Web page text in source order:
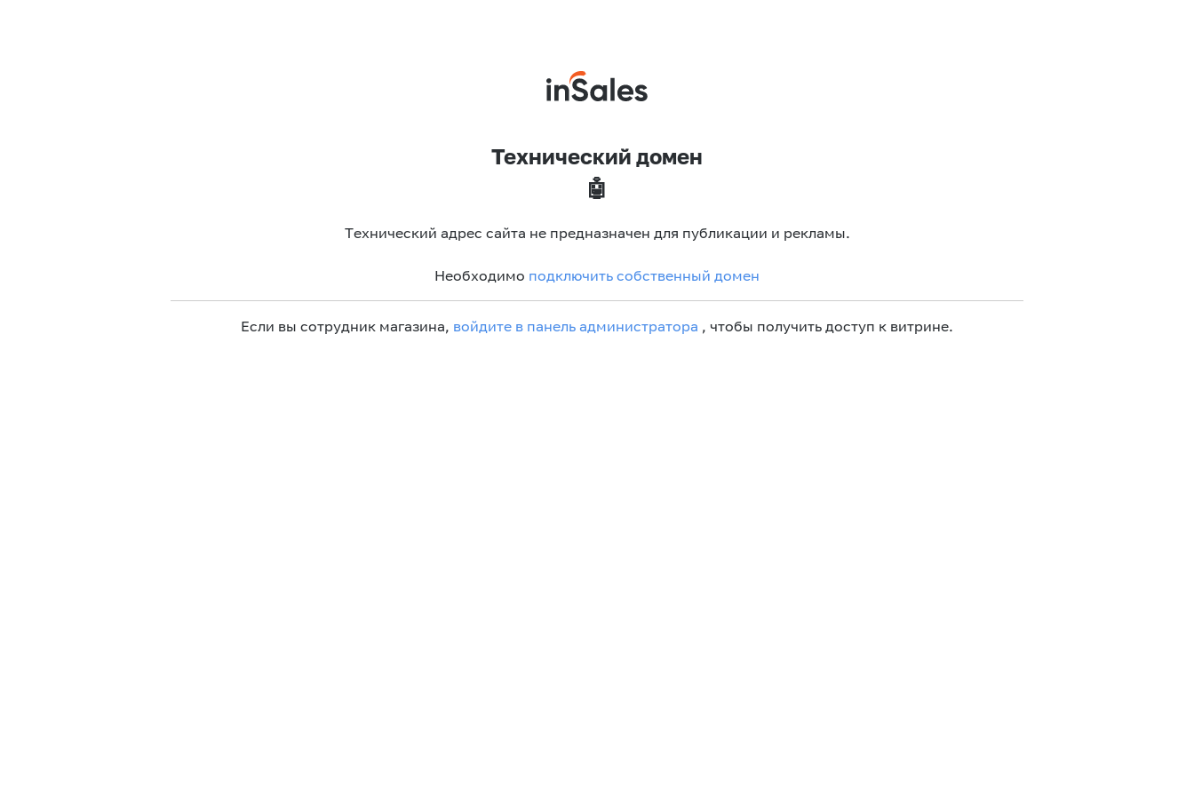
Технический домен
🤖
Технический адрес сайта не предназначен для публикации и рекламы.
Необходимо подключить собственный домен
Если вы сотрудник магазина, войдите в панель администратора , чтобы получить доступ к витрине.